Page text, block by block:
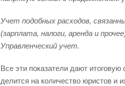
Учет подобных расходов,
(зарплата, налоги, аренда и
Управленческий учет.
Все эти показатели дают
делится на количество юристов и